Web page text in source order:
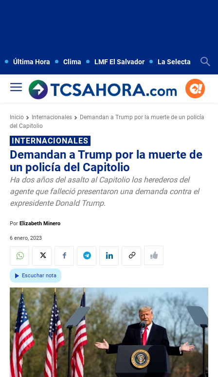
Última Hora Clima LMF El Salvador La Selecta
Inicio Internacionales
Demandan a Trump por la muerte de un policía
del Capitolio
INTERNACIONALES
Demandan a Trump por la muerte de
un policía del Capitolio
Ha dos años del asalto al Capitolio los herederos del
agente que falleció presentaron una demanda contra el
expresidente Donald Trump.
Por Elizabeth Minero
6 enero, 2023
Escuchar nota